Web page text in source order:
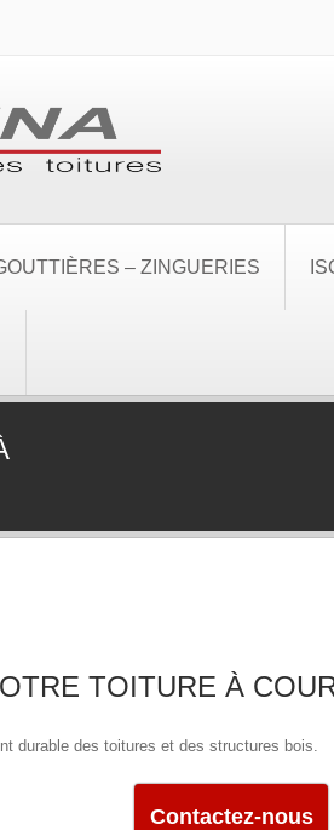
– ZINGUERIES
TOITURE À
durable des toitures et des structures bois.
Contactez-nous